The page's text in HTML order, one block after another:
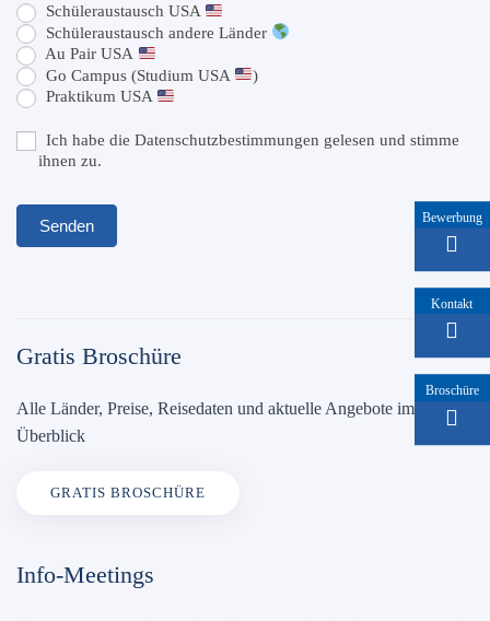
Schüleraustausch USA
Schüleraustausch andere Länder
Au Pair USA
Go Campus (Studium USA
)
Praktikum USA
Ich habe die Datenschutzbestimmungen gelesen und stimme
ihnen zu.
Senden
Gratis Broschüre
Alle Länder, Preise, Reisedaten und aktuelle Angebote im
Überblick
GRATIS BROSCHÜRE
Info-Meetings
Bewerbung
Kontakt
Broschüre